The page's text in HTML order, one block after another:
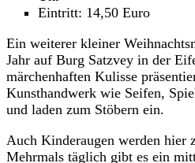
Eintritt: 14,50 Euro
Ein weiterer kleiner
Jahr auf Burg Satzvey in der
märchenhaften Kulisse
Kunsthandwerk wie Seifen,
und laden zum Stöbern ein.
Auch Kinderaugen werden hier
Mehrmals täglich gibt es ein